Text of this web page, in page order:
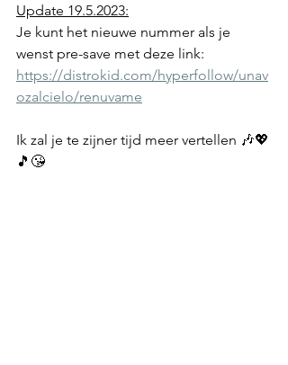
Update 19.5.2023:
Je kunt het nieuwe nummer als je
wenst pre-save met deze link:
https://distrokid.com/hyperfollow/unav
ozalcielo/renuvame
Ik zal je te zijner tijd meer vertellen 🎶💖
🎵😘